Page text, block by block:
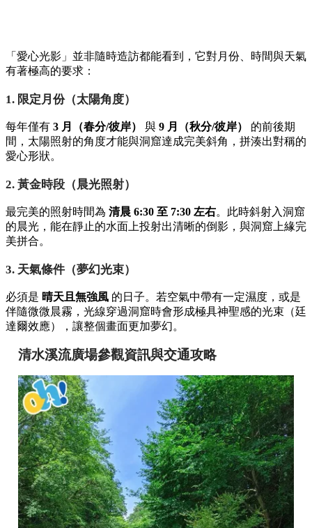
「愛心光影」並非隨時造訪都能看到，它對月份、時間與天氣
有著極高的要求：
1. 限定月份（太陽角度）
每年僅有 3 月（春分/彼岸） 與 9 月（秋分/彼岸）
的前後期
間，太陽照射的角度才能與洞窟達成完美斜角，拼湊出對稱的
愛心形狀。
2. 黃金時段（晨光照射）
最完美的照射時間為 清晨 6:30 至 7:30 左右。此時斜射入洞窟
的晨光，能在靜止的水面上投射出清晰的倒影，與洞窟上緣完
美拼合。
3. 天氣條件（夢幻光束）
必須是 晴天且無強風 的日子。若空氣中帶有一定濕度，或是
伴隨微微晨霧，光線穿過洞窟時會形成極具神聖感的光束（廷
達爾效應），讓整個畫面更加夢幻。
清水溪流廣場參觀資訊與交通攻略